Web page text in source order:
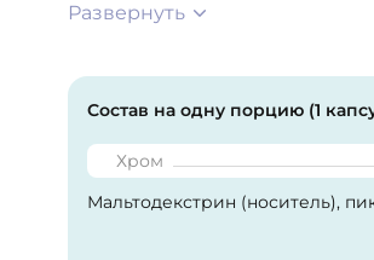
Развернуть
Состав на одну порцию (1
Хром
Мальтодекстрин (носитель),